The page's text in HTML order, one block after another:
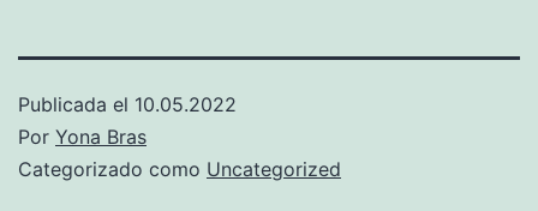
Publicada el 10.05.2022
Por Yona Bras
Categorizado como Uncategorized